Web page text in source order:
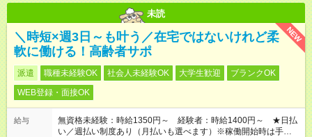
未読
NEW
＼時短×週3日～も叶う／在宅ではないけれど柔
軟に働ける！高齢者サポ
派遣 職種未経験OK 社会人未経験OK 大学生歓迎
ブランクOK
WEB登録・面接OK
給与
無資格未経験：時給1350円～ 経験者：時給1400円～ ★日払
い／週払い制度あり（月払いも選べます）※稼働開始時は手続き